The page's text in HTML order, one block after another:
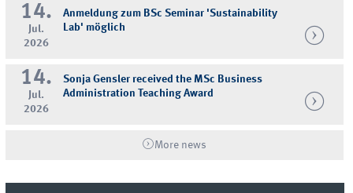
14.
Jul.
2026
Anmeldung zum BSc Seminar 'Sustainability
Lab' möglich
14.
Jul.
2026
Sonja Gensler received the MSc Business
Administration Teaching Award
More news